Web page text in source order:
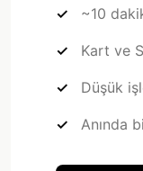
~10
Kart ve
Düşük
Anında